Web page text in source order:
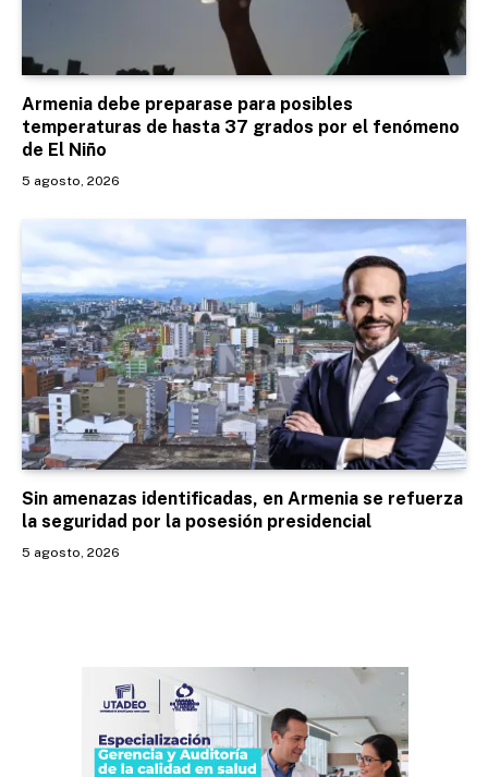
Armenia debe preparase para posibles
temperaturas de hasta 37 grados por el fenómeno
de El Niño
5 agosto, 2026
Sin amenazas identificadas, en Armenia se refuerza
la seguridad por la posesión presidencial
5 agosto, 2026